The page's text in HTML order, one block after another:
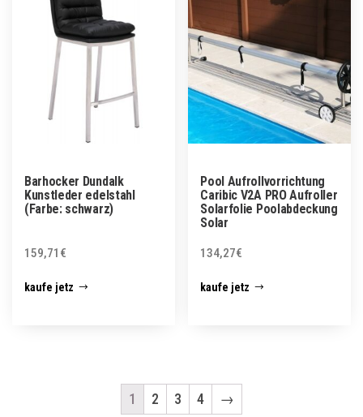
Barhocker Dundalk
Kunstleder edelstahl
(Farbe: schwarz)
159,71 €
kaufe jetz
Pool Aufrollvorrichtung
Caribic V2A PRO Aufroller
Solarfolie Poolabdeckung
Solar
134,27€
kaufe jetz
1 2 3 4 →